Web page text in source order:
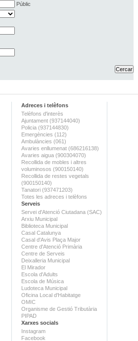
Públic
Adreces i telèfons
Telèfons d'interès
Ajuntament (937144040)
Policia (937144830)
Emergències (112)
Ambulàncies (061)
Avaries enllumenat (686216138)
Avaries aigua (900304070)
Recollida de mobles i altres
voluminosos (900150140)
Recollida de restes vegetals
(900150140)
Tanatori (937471203)
Totes les adreces i telèfons
Serveis
Servei d'Atenció Ciutadana (SAC)
Arxiu Municipal
Biblioteca Municipal
Casal Catalunya
Casal d'Avis Plaça Major
Centre d'Atenció Primària
Centre de Serveis
Deixalleria Municipal
El Mirador
Escola d'Adults
Escola de Música
Ludoteca Municipal
Oficina Local d'Habitatge
OMIC
Organisme de Gestió Tributària
PIPAD
Xarxes socials
Instagram
Facebook